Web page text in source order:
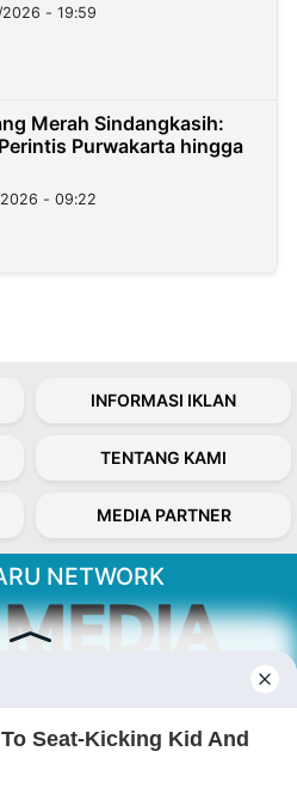
- 19:59
Merah Sindangkasih:
Purwakarta hingga
- 09:22
INFORMASI IKLAN
TENTANG KAMI
MEDIA PARTNER
NETWORK
menyajikan berita aktual dan